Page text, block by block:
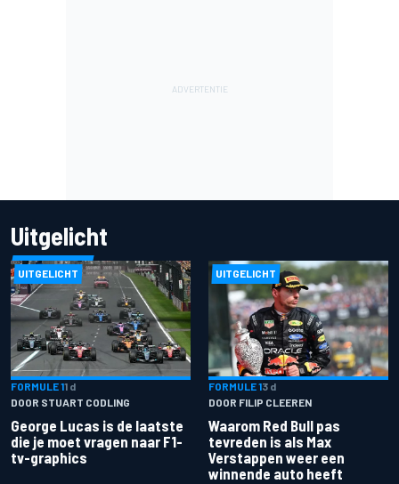
Uitgelicht
UITGELICHT
FORMULE 11 d
DOOR STUART CODLING
George Lucas is de laatste
die je moet vragen naar F1-
tv-graphics
UITGELICHT
FORMULE 13 d
DOOR FILIP CLEEREN
Waarom Red Bull pas
tevreden is als Max
Verstappen weer een
winnende auto heeft